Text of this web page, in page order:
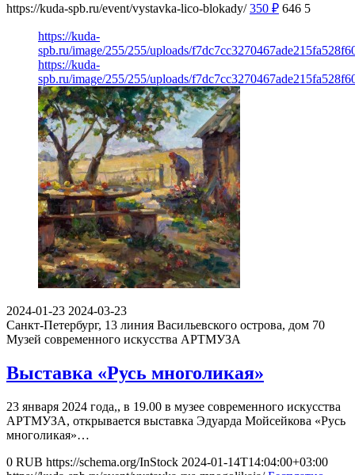
https://kuda-spb.ru/event/vystavka-lico-blokady/ 350 ₽ 646 5
https://kuda-
spb.ru/image/255/255/uploads/
https://kuda-
spb.ru/image/255/255/uploads/
2024-01-23 2024-03-23
Санкт-Петербург, 13 линия Васильевского острова, дом 70
Музей современного искусства АРТМУЗА
Выставка «Русь многоликая»
23 января 2024 года,, в 19.00 в музее современного искусства
АРТМУЗА, открывается выставка Эдуарда Мойсейкова «Русь
многоликая»…
0 RUB https://schema.org/InStock 2024-01-14T14:04:00+03:00